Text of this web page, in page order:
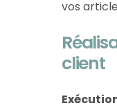
vos
client